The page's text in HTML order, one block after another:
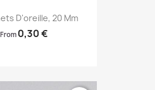
D'oreille, 20 Mm
From 0,30 €